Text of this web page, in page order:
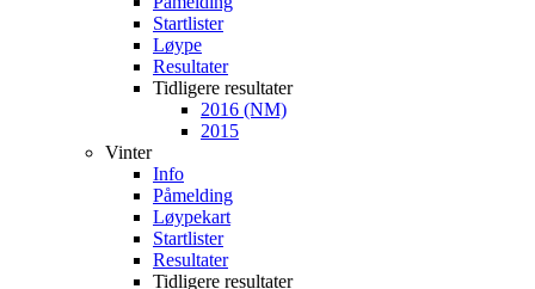
Startlister
Løype
Resultater
Tidligere resultater
2016 (NM)
2015
Vinter
Info
Påmelding
Løypekart
Startlister
Resultater
Tidligere resultater